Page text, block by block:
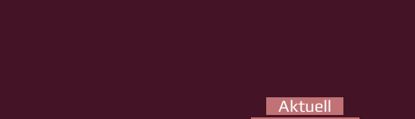
Aktuell